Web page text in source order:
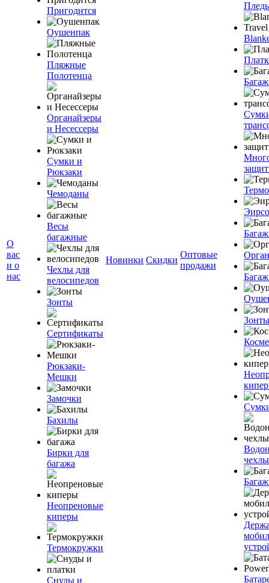
О
вас
и о
нас
Пригодится
Оушенпак
Пляжные
Полотенца
Органайзеры
и Несессеры
Сумки и
Рюкзаки
Чемоданы
Весы
багажные
Чехлы для
велосипедов
Зонты
Сертификаты
Рюкзаки-
Мешки
Замочки
Бахилы
Бирки для
багажа
Неопреновые
киперы
Термокружки
Снуды и
Новинки Скидки
Оптовые
продажи
Зонты